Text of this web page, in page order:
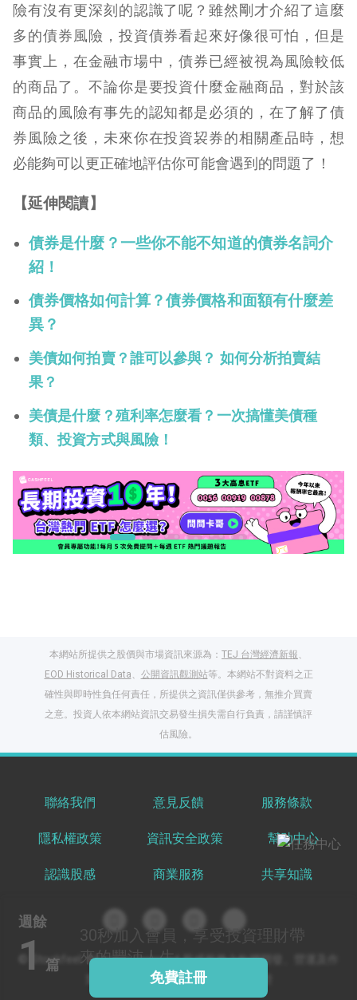
險有沒有更深刻的認識了呢？雖然剛才介紹了這麼
多的債券風險，投資債券看起來好像很可怕，但是
事實上，在金融市場中，債券已經被視為風險較低
的商品了。不論你是要投資什麼金融商品，對於該
商品的風險有事先的認知都是必須的，在了解了債
券風險之後，未來你在投資袃券的相關產品時，想
必能夠可以更正確地評估你可能會遇到的問題了！
【延伸閱讀】
債券是什麼？一些你不能不知道的債券名詞介
紹！
債券價格如何計算？債券價格和面額有什麼差
異？
美債如何拍賣？誰可以參與？ 如何分析拍賣結
果？
美債是什麼？殖利率怎麼看？一次搞懂美債種
類、投資方式與風險！
週餘
1 篇
30秒加入會員，享受投資理財帶
來的豐沛人生
免費註冊
本網站所提供之股價與市場資訊來源為： TEJ 台灣經濟新報
EOD Historical Data
公開資訊觀測站等。本網站不對資料之正
確性與即時性負任何責任，所提供之資訊僅供參考，無推介買賣
之意。投資人依本網站資訊交易發生損失需自行負責，請謹慎評
估風險。
聯絡我們 意見反饋 服務條款
隱私權政策 資訊安全政策 幫助中心
認識股感 商業服務 共享知識
© Stockfeel. All rights reserved 股感服務之軟體開發、營運及作
業環境通過 ISO/IEC 27001:2022 驗證
出國就缺這咖？股